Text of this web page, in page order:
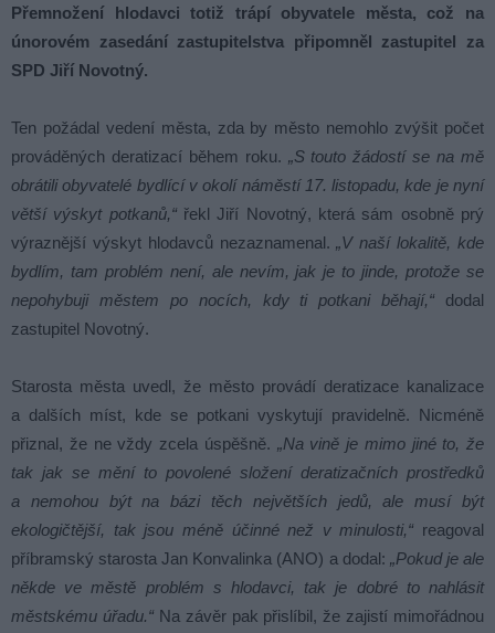
Přemnožení hlodavci totiž trápí obyvatele města, což na
únorovém zasedání zastupitelstva připomněl zastupitel za
SPD Jiří Novotný.
Ten požádal vedení města, zda by město nemohlo zvýšit počet
prováděných deratizací během roku. „S touto žádostí se na mě
obrátili obyvatelé bydlící v okolí náměstí 17. listopadu, kde je nyní
větší výskyt potkanů,“řekl Jiří Novotný, která sám osobně prý
výraznější výskyt hlodavců nezaznamenal.„V naší lokalitě, kde
bydlím, tam problém není, ale nevím, jak je to jinde, protože se
nepohybuji městem po nocích, kdy ti potkani běhají,“ dodal
zastupitel Novotný.
Starosta města uvedl, že město provádí deratizace kanalizace
a dalších míst, kde se potkani vyskytují pravidelně. Nicméně
přiznal, že ne vždy zcela úspěšně. „Na vině je mimo jiné to, že
tak jak se mění to povolené složení deratizačních prostředků
a nemohou být na bázi těch největších jedů, ale musí být
ekologičtější, tak jsou méně účinné než v minulosti,“ reagoval
příbramský starosta Jan Konvalinka (ANO) a dodal: „Pokud je ale
někde ve městě problém s hlodavci, tak je dobré to nahlásit
městskému úřadu.“Na závěr pak přislíbil, že zajistí mimořádnou